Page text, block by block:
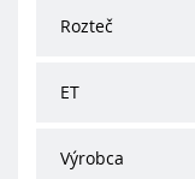
Rozteč
ET
Výrobca